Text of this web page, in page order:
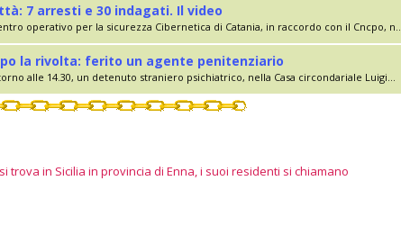
7 arresti e 30 indagati. Il video
operativo per la sicurezza Cibernetica di Catania, in raccordo con il Cncpo, n...
la rivolta: ferito un agente penitenziario
alle 14.30, un detenuto straniero psichiatrico, nella Casa circondariale Luigi...
trova in Sicilia in provincia di Enna, i suoi residenti si chiamano